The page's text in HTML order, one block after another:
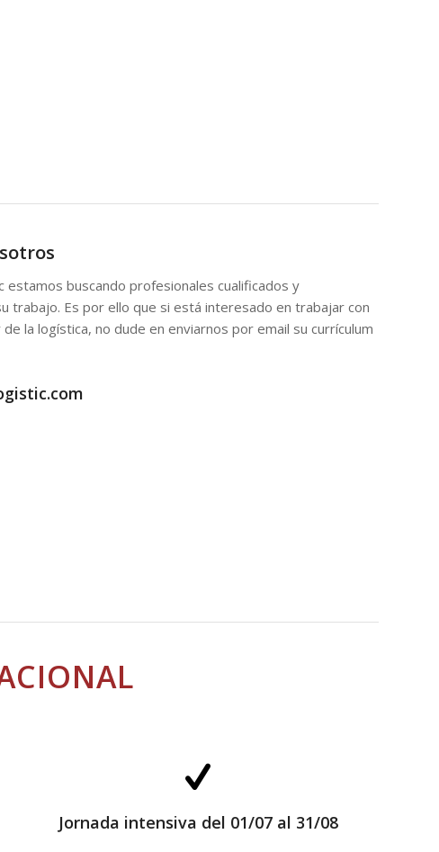
estamos buscando profesionales cualificados y
trabajo. Es por ello que si está interesado en trabajar con
la logística, no dude en enviarnos por email su currículum
Jornada intensiva del 01/07 al 31/08